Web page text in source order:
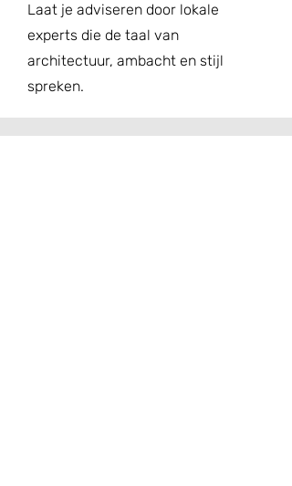
Laat je adviseren door lokale
experts die de taal van
architectuur, ambacht en stijl
spreken.